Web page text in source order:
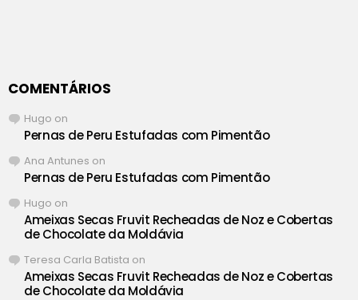
COMENTÁRIOS
Hugo on
Pernas de Peru Estufadas com Pimentão
Ana Antunes on
Pernas de Peru Estufadas com Pimentão
Hugo on
Ameixas Secas Fruvit Recheadas de Noz e Cobertas
de Chocolate da Moldávia
Teresa Carla Batista on
Ameixas Secas Fruvit Recheadas de Noz e Cobertas
de Chocolate da Moldávia